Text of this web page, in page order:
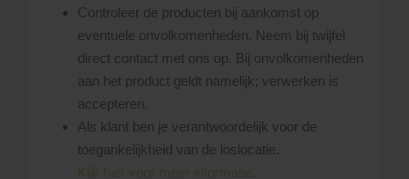
Controleer de producten bij aankomst op
eventuele onvolkomenheden. Neem bij twijfel
direct contact met ons op. Bij onvolkomenheden
aan het product geldt namelijk; verwerken is
accepteren.
Als klant ben je verantwoordelijk voor de
toegankelijkheid van de loslocatie.
Klik hier voor meer informatie